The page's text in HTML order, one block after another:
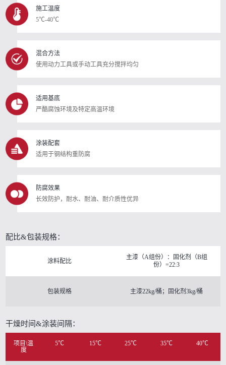
施工温度
5℃-40℃
混合方法
使用动力工具或手动工具充分搅拌均匀
适用基底
严酷腐蚀环境及特定高温环境
涂装配套
适用于钢结构重防腐
防腐效果
长效防护，耐水、耐油、耐介质性优异
配比&包装规格：
涂料配比
包装规格
主漆（A组份）：固化剂（B组
份）=22:3
主漆22kg/桶；固化剂3kg/桶
干燥时间&涂装间隔：
项目\温
度
5℃ 15℃ 25℃ 35℃ 40℃